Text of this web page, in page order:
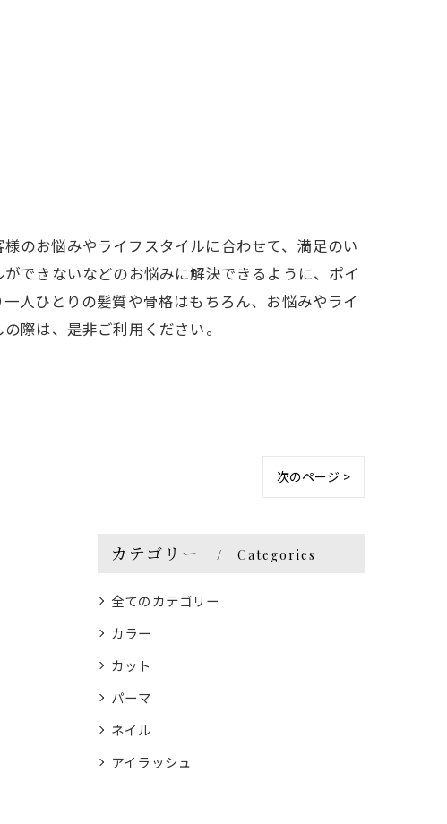
のお悩みやライフスタイルに合わせて、満足のい
できないなどのお悩みに解決できるように、ポイ
人ひとりの髪質や骨格はもちろん、お悩みやライ
際は、是非ご利用ください。
次のページ >
カテゴリー Categories
全てのカテゴリー
カラー
カット
パーマ
ネイル
アイラッシュ